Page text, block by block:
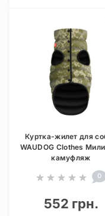
Куртка-жилет для
WAUDOG Clothes
камуфляж
0
552 грн.